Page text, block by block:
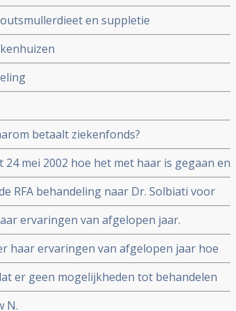
en suppletie
betaalt ziekenfonds?
mei 2002 hoe het met haar is gegaan en
RFA behandeling naar Dr. Solbiati voor
en deze zijn met succes weggehaald
ervaringen van afgelopen jaar.
hoe er in Nederland omgegaan
weg zoekt
haar ervaringen van afgelopen jaar hoe
de laatste resten kanker definitief uit
er geen mogelijkheden tot behandelen
21 maart 2005 begraven. Condoleance
N.